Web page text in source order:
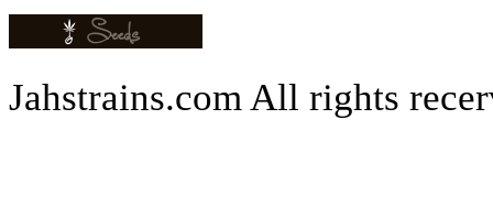
Jahstrains.comAll rights